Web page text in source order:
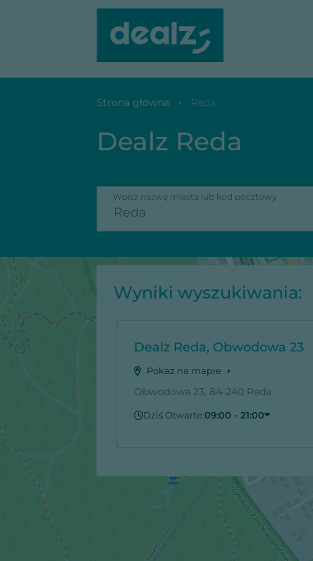
Strona główna Reda
Dealz Reda
Wpisz nazwę miasta lub kod pocztowy
Wyniki wyszukiwania:
Dealz Reda, Obwodowa 23
Pokaż na mapie
Obwodowa 23, 84-240 Reda
Dziś Otwarte:09:00 - 21:00
Niedziela
Zamknięte
Poniedziałek
09:00 - 21:00
09:00 - 21:00
Środa
09:00 - 21:00